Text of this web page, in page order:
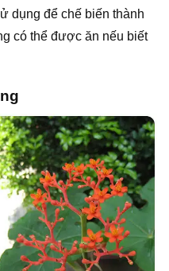
dụng để chế biến thành
có thể được ăn nếu biết